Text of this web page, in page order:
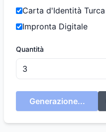
Carta d'Identità Turca
Impronta Digitale
Quantità
Generazione...